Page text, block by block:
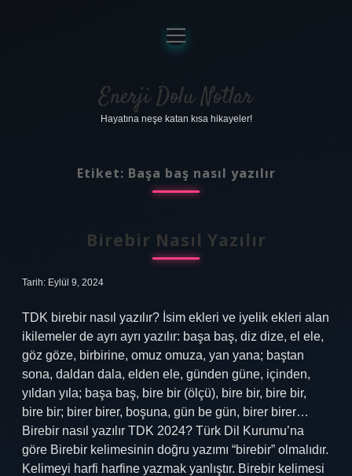
Anasayfa
Gizlilik Politikası
Yasal Uyarı
menüyü
aç
Enerji Dolu Notlar
Hayatına neşe katan kısa hikayeler!
Etiket: Başa baş nasıl yazılır
Birebir Nasıl Yazılır
Tarih: Eylül 9, 2024
TDK birebir nasıl yazılır? İsim ekleri ve iyelik ekleri alan
ikilemeler de ayrı ayrı yazılır: başa baş, diz dize, el ele,
göz göze, birbirine, omuz omuza, yan yana; baştan
sona, daldan dala, elden ele, günden güne, içinden,
yıldan yıla; başa baş, bire bir (ölçü), bire bir, bire bir,
bire bir; birer birer, boşuna, gün be gün, birer birer…
Birebir nasıl yazılır TDK 2024? Türk Dil Kurumu’na
göre Birebir kelimesinin doğru yazımı “birebir” olmalıdır.
Kelimeyi harfi harfine yazmak yanlıştır. Birebir kelimesi